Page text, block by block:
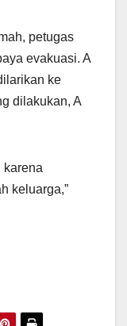
petugas
evakuasi. A
ke
dilakukan, A
karena
keluarga,”